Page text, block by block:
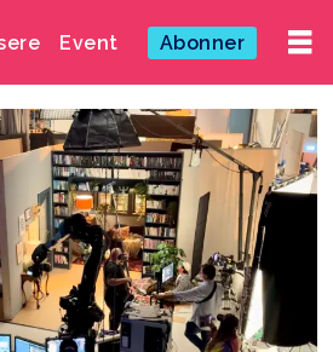
Event Abonner